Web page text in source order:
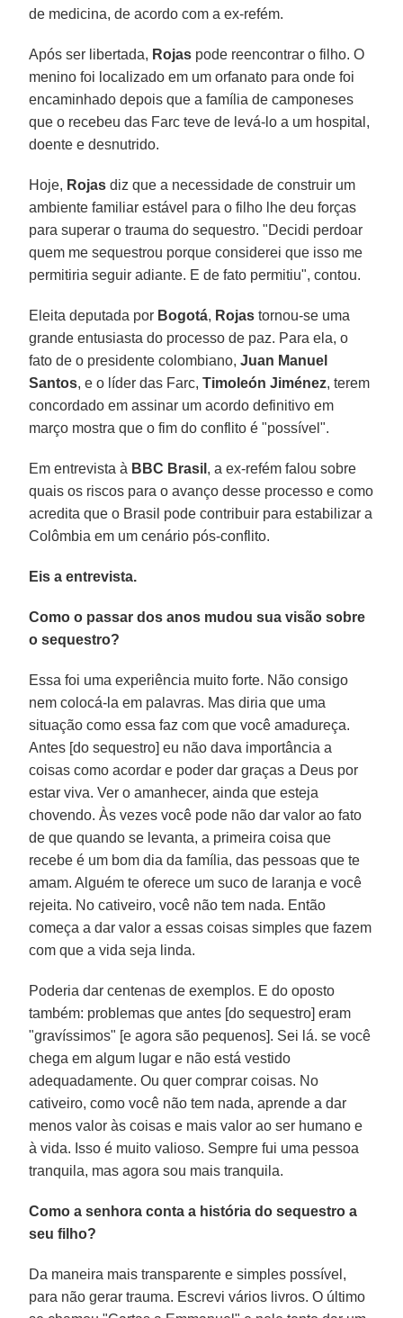
de medicina, de acordo com a ex-refém.
Após ser libertada, Rojas pode reencontrar o filho. O
menino foi localizado em um orfanato para onde foi
encaminhado depois que a família de camponeses
que o recebeu das Farc teve de levá-lo a um hospital,
doente e desnutrido.
Hoje, Rojas diz que a necessidade de construir um
ambiente familiar estável para o filho lhe deu forças
para superar o trauma do sequestro. "Decidi perdoar
quem me sequestrou porque considerei que isso me
permitiria seguir adiante. E de fato permitiu", contou.
Eleita deputada por Bogotá, Rojas tornou-se uma
grande entusiasta do processo de paz. Para ela, o
fato de o presidente colombiano,Juan Manuel
Santos, e o líder das Farc,Timoleón Jiménez, terem
concordado em assinar um acordo definitivo em
março mostra que o fim do conflito é "possível".
Em entrevista à BBC Brasil , a ex-refém falou sobre
quais os riscos para o avanço desse processo e como
acredita que o Brasil pode contribuir para estabilizar a
Colômbia em um cenário pós-conflito.
Eis a entrevista.
Como o passar dos anos mudou sua visão sobre
o sequestro?
Essa foi uma experiência muito forte. Não consigo
nem colocá-la em palavras. Mas diria que uma
situação como essa faz com que você amadureça.
Antes [do sequestro] eu não dava importância a
coisas como acordar e poder dar graças a Deus por
estar viva. Ver o amanhecer, ainda que esteja
chovendo. Às vezes você pode não dar valor ao fato
de que quando se levanta, a primeira coisa que
recebe é um bom dia da família, das pessoas que te
amam. Alguém te oferece um suco de laranja e você
rejeita. No cativeiro, você não tem nada. Então
começa a dar valor a essas coisas simples que fazem
com que a vida seja linda.
Poderia dar centenas de exemplos. E do oposto
também: problemas que antes [do sequestro] eram
"gravíssimos" [e agora são pequenos]. Sei lá. se você
chega em algum lugar e não está vestido
adequadamente. Ou quer comprar coisas. No
cativeiro, como você não tem nada, aprende a dar
menos valor às coisas e mais valor ao ser humano e
à vida. Isso é muito valioso. Sempre fui uma pessoa
tranquila, mas agora sou mais tranquila.
Como a senhora conta a história do sequestro a
seu filho?
Da maneira mais transparente e simples possível,
para não gerar trauma. Escrevi vários livros. O último